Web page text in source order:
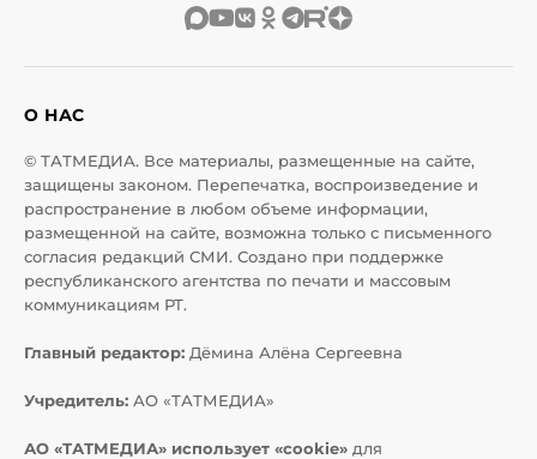
О НАС
© ТАТМЕДИА. Все материалы, размещенные на сайте,
защищены законом. Перепечатка, воспроизведение и
распространение в любом объеме информации,
размещенной на сайте, возможна только с письменного
согласия редакций СМИ. Создано при поддержке
республиканского агентства по печати и массовым
коммуникациям РТ.
Главный редактор: Дёмина Алёна Сергеевна
Учредитель: АО «ТАТМЕДИА»
АО «ТАТМЕДИА» использует «cookie» для